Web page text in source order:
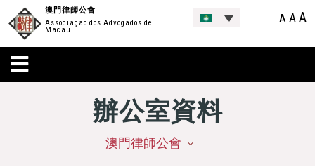
澳門律師公會
Associação dos Advogados de
Macau
A AA
辦公室資料
澳門律師公會